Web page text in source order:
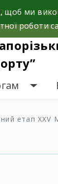
+38
етап ХХV
ми
роботи